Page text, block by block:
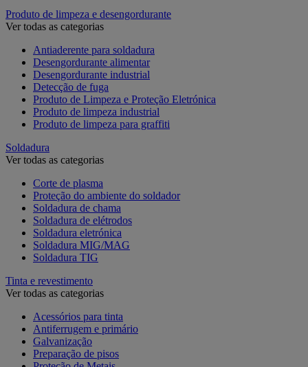
Produto de limpeza e desengordurante
Ver todas as categorias
Antiaderente para soldadura
Desengordurante alimentar
Desengordurante industrial
Detecção de fuga
Produto de Limpeza e Proteção Eletrónica
Produto de limpeza industrial
Produto de limpeza para graffiti
Soldadura
Ver todas as categorias
Corte de plasma
Proteção do ambiente do soldador
Soldadura de chama
Soldadura de elétrodos
Soldadura eletrónica
Soldadura MIG/MAG
Soldadura TIG
Tinta e revestimento
Ver todas as categorias
Acessórios para tinta
Antiferrugem e primário
Galvanização
Preparação de pisos